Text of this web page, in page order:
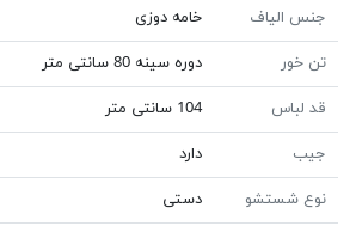
جنس الیاف خامه دوزی
تن خور دوره سينه 80 سانتى متر
قد لباس 104 سانتی متر
جیب دارد
نوع شستشو دستی